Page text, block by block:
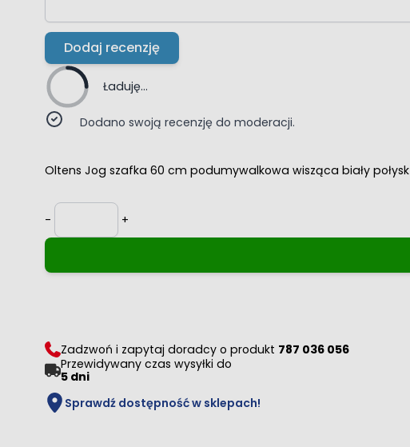
Dodaj recenzję
Ładuję...
Dodano swoją recenzję do moderacji.
Oltens Jog szafka 60 cm podumywalkowa wisząca biały połysk
-
Ilość
+
Zadzwoń i zapytaj doradcy o produkt 787 036 056
Przewidywany czas wysyłki do
5 dni
Sprawdź dostępność w sklepach!